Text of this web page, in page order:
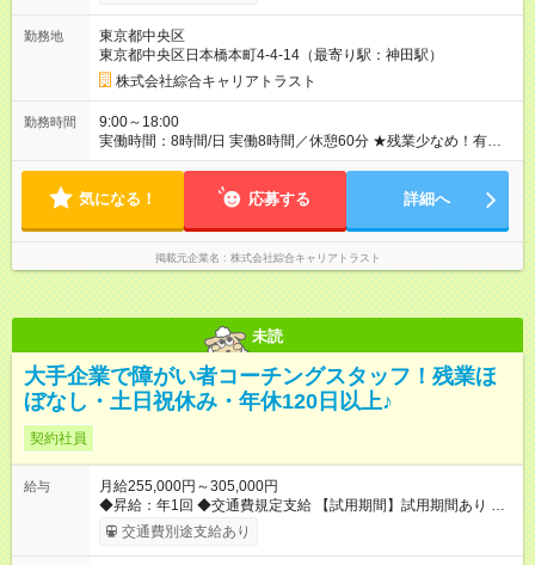
勤務地
東京都中央区
東京都中央区日本橋本町4-4-14（最寄り駅：神田駅）
株式会社綜合キャリアトラスト
勤務時間
9:00～18:00
実働時間：8時間/日 実働8時間／休憩60分 ★残業少なめ！有給
も基本取りやすいので、プライベートも充実♪
気になる！ 応募する 詳細へ
掲載元企業名 株式会社綜合キャリアトラスト
未読
大手企業で障がい者コーチングスタッフ！残業ほ
ぼなし・土日祝休み・年休120日以上♪
契約社員
給与
月給255,000円～305,000円
◆昇給：年1回 ◆交通費規定支給 【試用期間】試用期間あり 試用
期間の長さ：3ヶ月 雇用形態、給与は本採用時と同じです。
交通費別途支給あり